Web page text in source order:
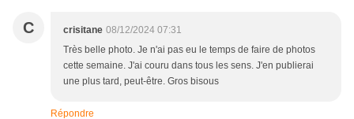
C crisitane 08/12/2024 07:31
Très belle photo. Je n'ai pas eu le temps de faire de photos
cette semaine. J'ai couru dans tous les sens. J'en publierai
une plus tard, peut-être. Gros bisous
Répondre